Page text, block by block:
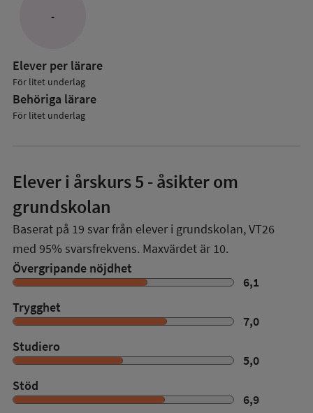
-
Elever per lärare
För litet underlag
Behöriga lärare
För litet underlag
Elever i årskurs 5 - åsikter om
grundskolan
Baserat på 19 svar från elever i grundskolan,VT26
med 95% svarsfrekvens. Maxvärdet är 10.
Övergripande nöjdhet
6,1
Trygghet
7,0
Studiero
5,0
Stöd
6,9